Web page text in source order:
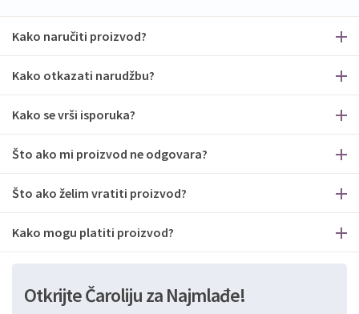
Kako naručiti proizvod?
Kako otkazati narudžbu?
Kako se vrši isporuka?
Što ako mi proizvod ne odgovara?
Što ako želim vratiti proizvod?
Kako mogu platiti proizvod?
Otkrijte Čaroliju za Najmlađe!